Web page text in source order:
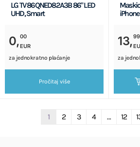
LG TV 86QNED82A3B 86" LED
UHD, Smart
0,00
EUR
za jednokratno plaćanje
Pročitaj više
13,99
za
1 2 3 4 … 12